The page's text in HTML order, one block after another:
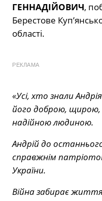
ГЕННАДІЙОВИЧ,
Берестове
області.
РЕКЛАМА
«Усі, хто знали
його доброю, щирою,
надійною людиною.
Андрій до
справжнім
України.
Війна забирає